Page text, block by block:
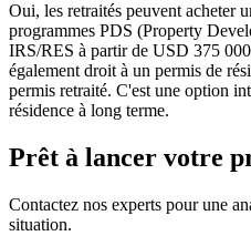
Oui, les retraités peuvent acheter
programmes PDS (Property
IRS/RES à partir de USD 375
également droit à un permis de
permis retraité. C'est une option
résidence à long terme.
Prêt à lancer votre
Contactez nos experts pour une
situation.